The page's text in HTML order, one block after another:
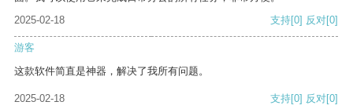
2025-02-18
支持[0] 反对[0]
游客
这款软件简直是神器，解决了我所有问题。
2025-02-18 支持[0] 反对[0]